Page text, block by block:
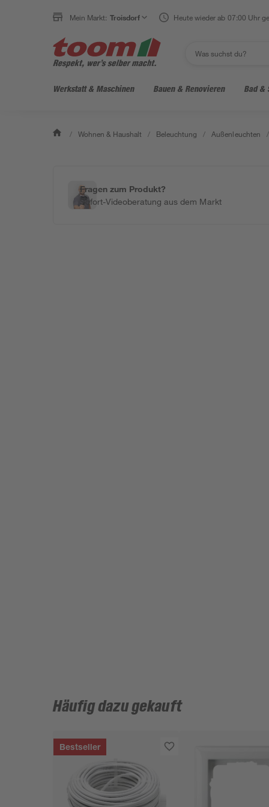
Mein Markt: Troisdorf Heute wieder ab 07:00 Uhr
Werkstatt & Maschinen Bauen & Renovieren Bad &
/ Wohnen & Haushalt / Beleuchtung / Außenleuchten /
Fragen zum Produkt?
Sofort-Videoberatung aus dem Markt
Häufig dazu gekauft
Bestseller